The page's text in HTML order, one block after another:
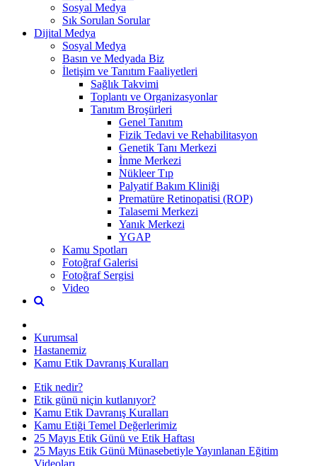
Sosyal Medya
Sık Sorulan Sorular
Dijital Medya
Sosyal Medya
Basın ve Medyada Biz
İletişim ve Tanıtım Faaliyetleri
Sağlık Takvimi
Toplantı ve Organizasyonlar
Tanıtım Broşürleri
Genel Tanıtım
Fizik Tedavi ve Rehabilitasyon
Genetik Tanı Merkezi
İnme Merkezi
Nükleer Tıp
Palyatif Bakım Kliniği
Prematüre Retinopatisi (ROP)
Talasemi Merkezi
Yanık Merkezi
YGAP
Kamu Spotları
Fotoğraf Galerisi
Fotoğraf Sergisi
Video
Kurumsal
Hastanemiz
Kamu Etik Davranış Kuralları
Etik nedir?
Etik günü niçin kutlanıyor?
Kamu Etik Davranış Kuralları
Kamu Etiği Temel Değerlerimiz
25 Mayıs Etik Günü ve Etik Haftası
25 Mayıs Etik Günü Münasebetiyle Yayınlanan Eğitim
Videoları